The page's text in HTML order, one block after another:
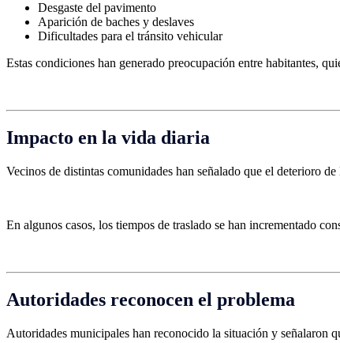
Desgaste del pavimento
Aparición de baches y deslaves
Dificultades para el tránsito vehicular
Estas condiciones han generado preocupación entre habitantes,
Impacto en la vida diaria
Vecinos de distintas comunidades han señalado que el deterioro
En algunos casos, los tiempos de traslado se han incrementado
Autoridades reconocen el problema
Autoridades municipales han reconocido la situación y señalaron